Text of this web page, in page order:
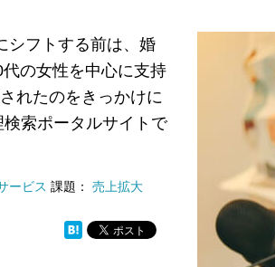
シフトする前は、婚
の女性を中心に支持
れたのをきっかけに
索ポータルサイトで
ービス 課題： 売上拡大